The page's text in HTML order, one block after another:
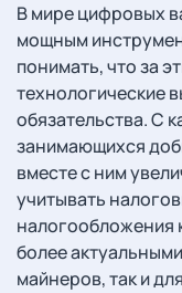
В мире цифровых
мощным
понимать, что за
технологические
обязательства. С
занимающихся
вместе с ним
учитывать
налогообложения
более
майнеров, так и